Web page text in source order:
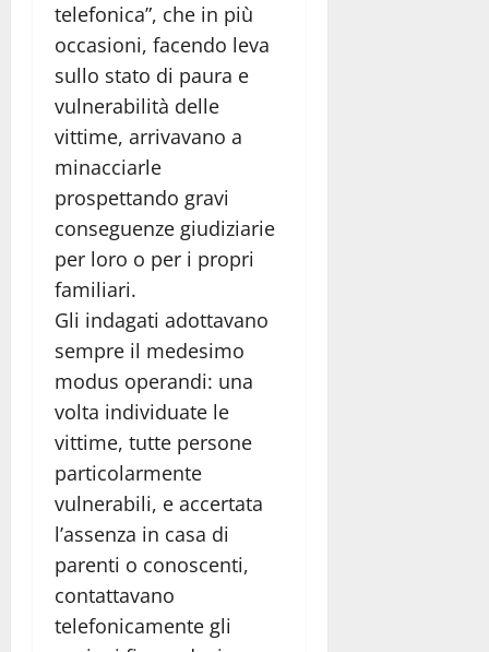
telefonica”, che in più
occasioni, facendo leva
sullo stato di paura e
vulnerabilità delle
vittime, arrivavano a
minacciarle
prospettando gravi
conseguenze giudiziarie
per loro o per i propri
familiari.
Gli indagati adottavano
sempre il medesimo
modus operandi: una
volta individuate le
vittime, tutte persone
particolarmente
vulnerabili, e accertata
l’assenza in casa di
parenti o conoscenti,
contattavano
telefonicamente gli